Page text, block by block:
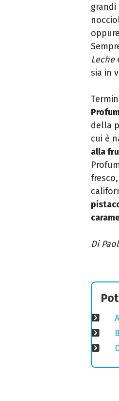
grandi
Leche
sia in
della
cui è
alla
Di